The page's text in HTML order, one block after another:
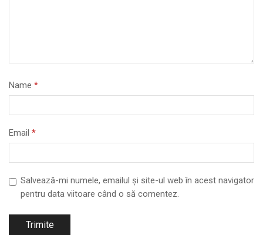
Name *
Email *
Salvează-mi numele, emailul și site-ul web în acest navigator
pentru data viitoare când o să comentez.